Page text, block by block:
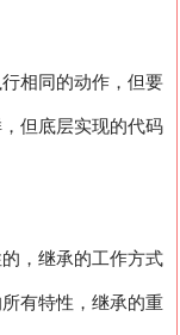
相同的动作，但要
但底层实现的代码
，继承的工作方式
有特性，继承的重